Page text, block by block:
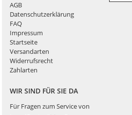
AGB
Datenschutzerklärung
FAQ
Impressum
Startseite
Versandarten
Widerrufsrecht
Zahlarten
WIR SIND FÜR SIE DA
Für Fragen zum Service von